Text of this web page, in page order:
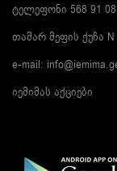
ტელეფონი 568 91
თამარ მეფის ქუჩა N
e-mail:
იემიმას აქციები